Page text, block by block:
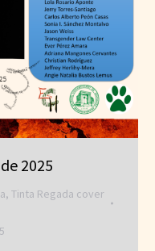
2025
, Tinta Regada cover